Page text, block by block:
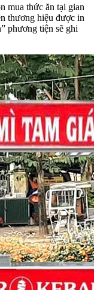
mua thức ăn tại gian
thương hiệu được in
phương tiện sẽ ghi